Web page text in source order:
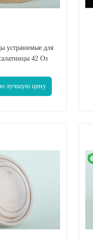
устранимые для
42 Оз
лучшую цену